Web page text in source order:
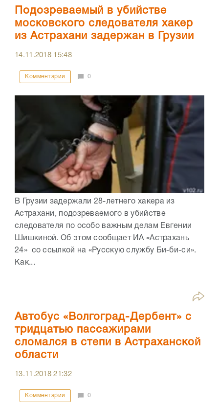
Подозреваемый в убийстве
московского следователя хакер
из Астрахани задержан в Грузии
14.11.2018 15:48
Комментарии 0
В Грузии задержали 28-летнего хакера из
Астрахани, подозреваемого в убийстве
следователя по особо важным делам Евгении
Шишкиной. Об этом сообщает ИА «Астрахань
24» со ссылкой на «Русскую службу Би-би-си».
Как...
Автобус «Волгоград-Дербент» с
тридцатью пассажирами
сломался в степи в Астраханской
области
13.11.201821:32
Комментарии 0